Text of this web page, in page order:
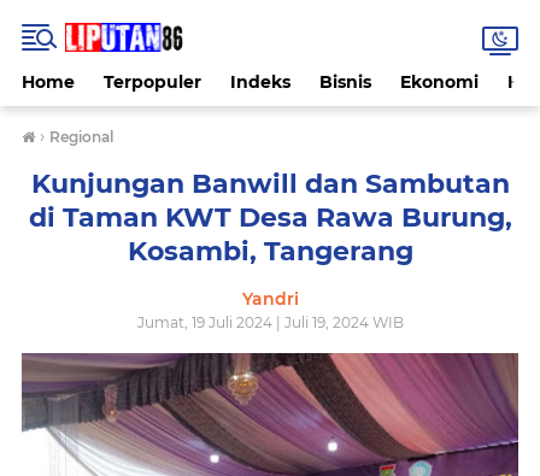
Home Terpopuler Indeks Bisnis Ekonomi
› Regional
Kunjungan Banwill dan Sambutan
di Taman KWT Desa Rawa Burung,
Kosambi, Tangerang
Yandri
Jumat, 19 Juli 2024 | Juli 19, 2024 WIB